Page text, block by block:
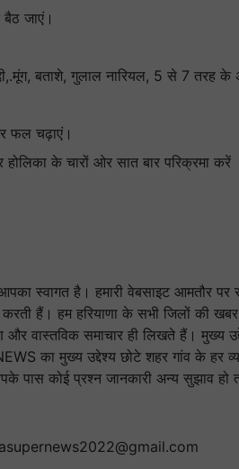
जाएं।
बताशे, गुलाल नारियल, 5 से 7 तरह
फल चढ़ाएं।
के चारों ओर सात बार परिक्रमा करें
स्वागत है। हमारी वेबसाइट आमतौर पर
हैं। हम हरियाणा के सभी जिलों की खबर
वास्तविक समाचार ही लिखते हैं। मुख्य
का मुख्य उद्देश्य छोटे शहर गांव के हर
पास कोई प्रश्न जानकारी अन्य सुझाव हो